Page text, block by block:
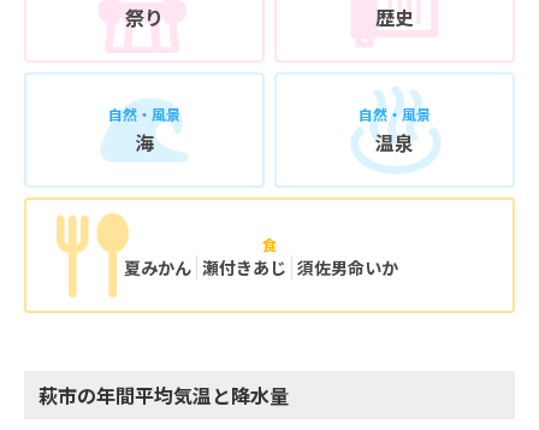
祭り 歴史
自然・風景
海
自然・風景
温泉
食
夏みかん 瀬付きあじ 須佐男命いか
萩市の年間平均気温と降水量